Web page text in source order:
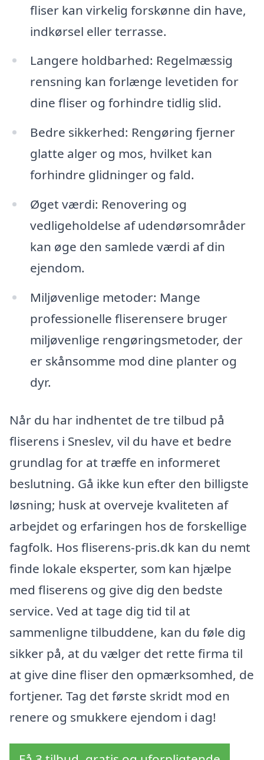
fliser kan virkelig forskønne din have,
indkørsel eller terrasse.
Langere holdbarhed: Regelmæssig
rensning kan forlænge levetiden for
dine fliser og forhindre tidlig slid.
Bedre sikkerhed: Rengøring fjerner
glatte alger og mos, hvilket kan
forhindre glidninger og fald.
Øget værdi: Renovering og
vedligeholdelse af udendørsområder
kan øge den samlede værdi af din
ejendom.
Miljøvenlige metoder: Mange
professionelle fliserensere bruger
miljøvenlige rengøringsmetoder, der
er skånsomme mod dine planter og
dyr.
Når du har indhentet de tre tilbud på
fliserens i Sneslev, vil du have et bedre
grundlag for at træffe en informeret
beslutning. Gå ikke kun efter den billigste
løsning; husk at overveje kvaliteten af
arbejdet og erfaringen hos de forskellige
fagfolk. Hos fliserens-pris.dk kan du nemt
finde lokale eksperter, som kan hjælpe
med fliserens og give dig den bedste
service. Ved at tage dig tid til at
sammenligne tilbuddene, kan du føle dig
sikker på, at du vælger det rette firma til
at give dine fliser den opmærksomhed, de
fortjener. Tag det første skridt mod en
renere og smukkere ejendom i dag!